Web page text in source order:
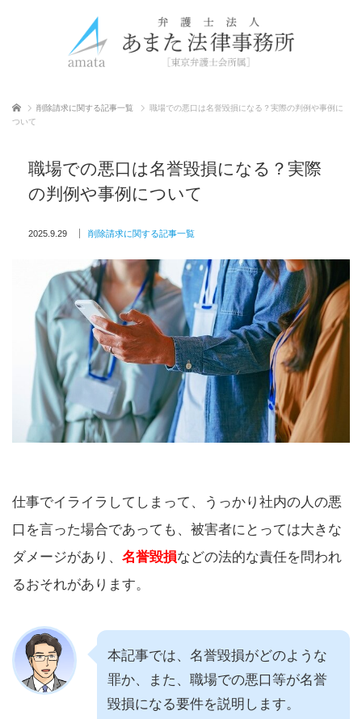
ホーム 削除請求に関する記事一覧
職場での悪口は名誉毀損になる？実際の判例や事例に
ついて
職場での悪口は名誉毀損になる？実際
の判例や事例について
2025.9.29 削除請求に関する記事一覧
仕事でイライラしてしまって、うっかり社内の人の悪
口を言った場合であっても、被害者にとっては大きな
ダメージがあり、 名誉毀損などの法的な責任を問われ
るおそれがあります。
本記事では、名誉毀損がどのような
罪か、また、職場での悪口等が名誉
毀損になる要件を説明します。